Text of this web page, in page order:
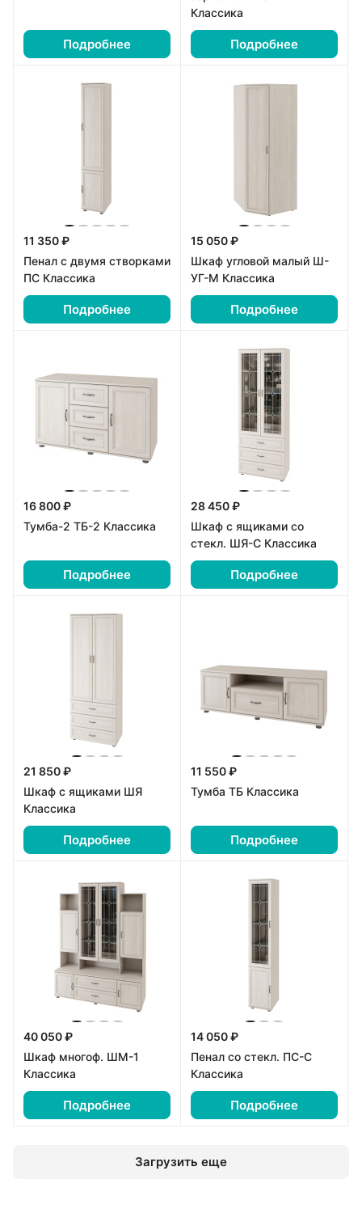
Подробнее
Классика
Подробнее
11 350 ₽
Пенал с двумя створками
ПС Классика
Подробнее
15 050 ₽
Шкаф угловой малый Ш-
УГ-М Классика
Подробнее
16 800 ₽
Тумба-2 ТБ-2 Классика
Подробнее
28 450 ₽
Шкаф с ящиками со
стекл. ШЯ-С Классика
Подробнее
21 850 ₽
Шкаф с ящиками ШЯ
Классика
Подробнее
11 550 ₽
Тумба ТБ Классика
Подробнее
40 050 ₽
Шкаф многоф. ШМ-1
Классика
Подробнее
14 050 ₽
Пенал со стекл. ПС-С
Классика
Подробнее
Загрузить еще